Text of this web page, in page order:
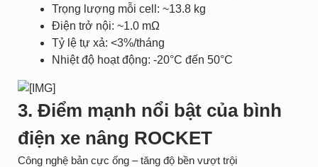
Trọng lượng mỗi cell: ~13.8 kg
Điện trở nội: ~1.0 mΩ
Tỷ lệ tự xả: <3%/tháng
Nhiệt độ hoạt động: -20°C đến 50°C
3. Điểm mạnh nổi bật của bình
điện xe nâng ROCKET
Công nghệ bản cực ống – tăng độ bền vượt trội